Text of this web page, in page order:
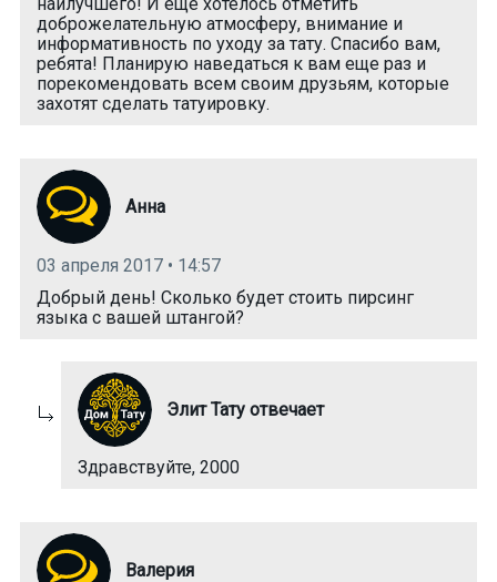
доброжелательную атмосферу, внимание и
информативность по уходу за тату. Спасибо вам,
ребята! Планирую наведаться к вам еще раз и
порекомендовать всем своим друзьям, которые
захотят сделать татуировку.
Анна
03 апреля 2017 • 14:57
Добрый день! Сколько будет стоить пирсинг
языка с вашей штангой?
Элит Тату отвечает
Здравствуйте, 2000
Валерия